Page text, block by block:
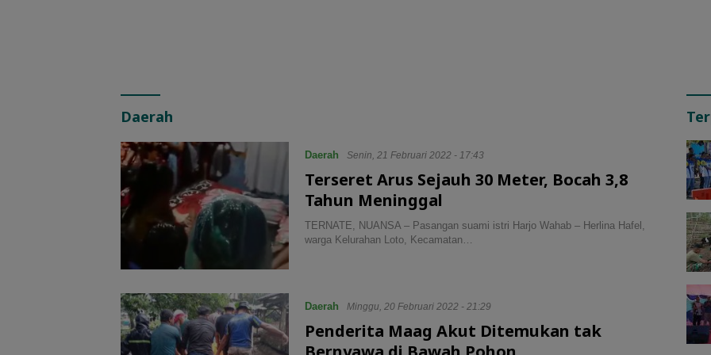
Daerah
Daerah Senin, 21 Februari 2022 - 17:43
Terseret Arus Sejauh 30 Meter, Bocah 3,8
Tahun Meninggal
TERNATE, NUANSA – Pasangan suami istri Harjo Wahab – Herlina Hafel,
warga Kelurahan Loto, Kecamatan…
Daerah Minggu, 20 Februari 2022 - 21:29
Penderita Maag Akut Ditemukan tak